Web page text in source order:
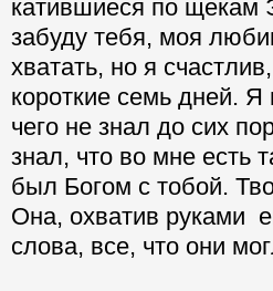
катившиеся по щекам
забуду тебя, моя
хватать, но я
короткие семь дней. Я
чего не знал до сих
знал, что во мне есть
был Богом с тобой.
Она, охватив руками
слова, все, что они